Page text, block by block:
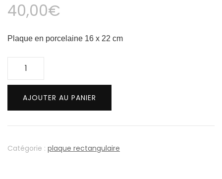
40,00€
Plaque en porcelaine 16 x 22 cm
quantité
.Plaque
porcelaine
22
16
AJOUTER AU PANIER
Catégorie : plaque rectangulaire